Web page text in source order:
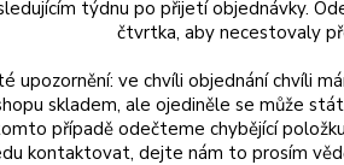
týdnu po přijetí objednávky.
čtvrtka, aby necestovaly
upozornění: ve chvíli objednání chvíli
skladem, ale ojediněle se může
případě odečteme chybějící
kontaktovat, dejte nám to prosím